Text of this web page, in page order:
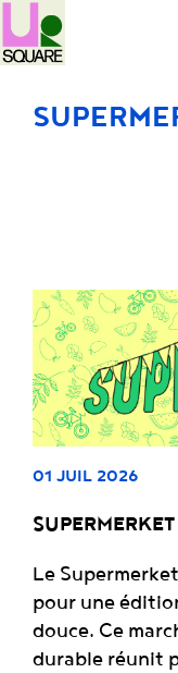
01 JUIL 2026
Le
pour une
douce. Ce
durable réunit